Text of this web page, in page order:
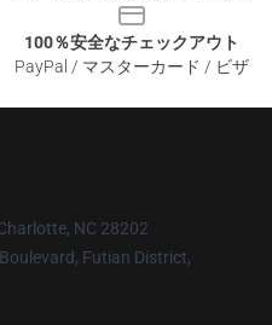
100％安全なチェックアウト
PayPal / マスターカード / ビザ
NC 28202
Futian District,